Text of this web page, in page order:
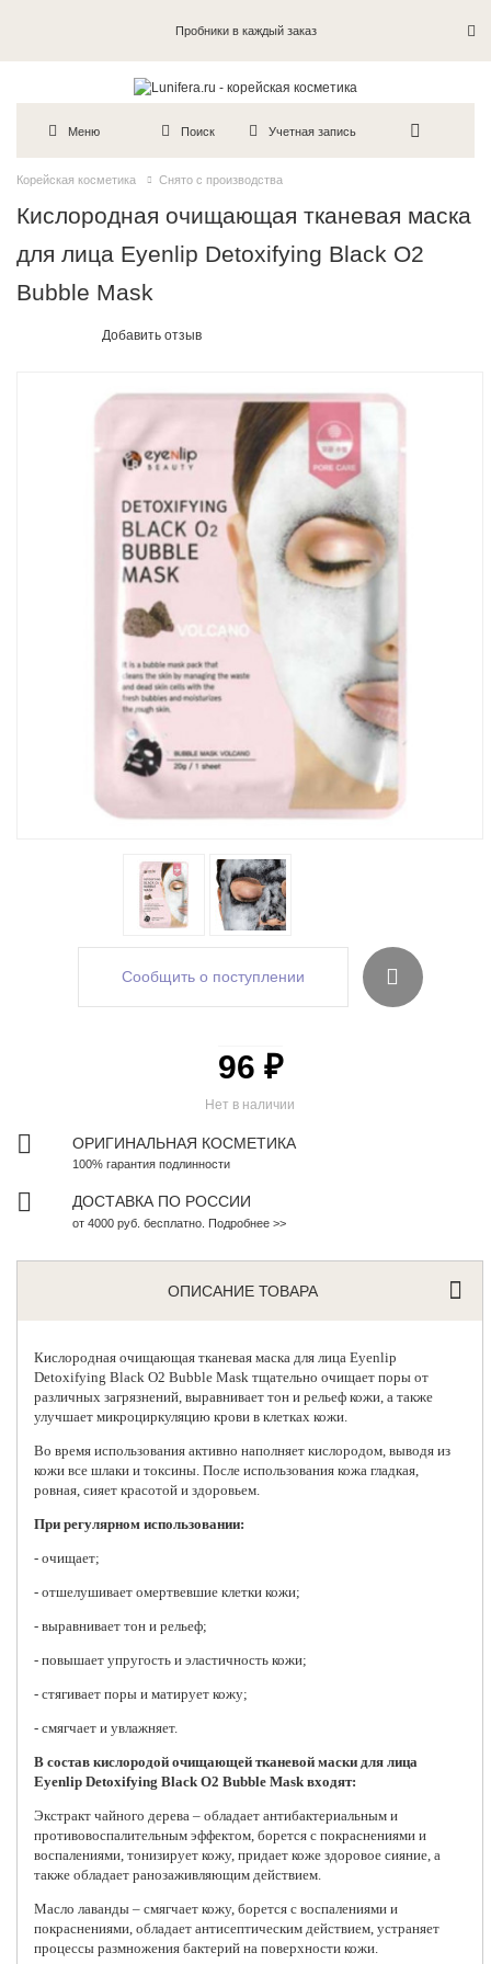
Пробники в каждый заказ
Меню Поиск Учетная запись
Корейская косметика Снято с производства
Кислородная очищающая тканевая маска
для лица Eyenlip Detoxifying Black O2
Bubble Mask
Добавить отзыв
Сообщить о поступлении
Нет в наличии
96 ₽
ОРИГИНАЛЬНАЯ КОСМЕТИКА
100% гарантия подлинности
ДОСТАВКА ПО РОССИИ
от 4000 руб. бесплатно. Подробнее >>
ОПИСАНИЕ ТОВАРА
Кислородная очищающая тканевая маска для лицаEyenlip
Detoxifying Black O2 Bubble Mask тщательно очищает поры от
различных загрязнений, выравнивает тон и рельеф кожи, а также
улучшает микроциркуляцию крови в клетках кожи.
Во время использования активно наполняет кислородом, выводя из
кожи все шлаки и токсины. После использования кожа гладкая,
ровная, сияет красотой и здоровьем.
При регулярном использовании:
- очищает;
- отшелушивает омертвевшие клетки кожи;
- выравнивает тон и рельеф;
- повышает упругость и эластичность кожи;
- стягивает поры и матирует кожу;
- смягчает и увлажняет.
В состав кислородой очищающей тканевой маски для лица
Eyenlip Detoxifying Black O2 Bubble Mask входят:
Экстракт чайного дерева – обладает антибактериальным и
противовоспалительным эффектом, борется с покраснениями и
воспалениями, тонизирует кожу, придает коже здоровое сияние, а
также обладает ранозаживляющим действием.
Масло лаванды – смягчает кожу, борется с воспалениями и
покраснениями, обладает антисептическим действием, устраняет
процессы размножения бактерий на поверхности кожи.